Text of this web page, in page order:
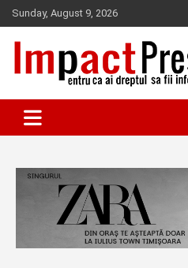
Skip
to
content
Sunday, August 9, 2026
IMPACTPRESS